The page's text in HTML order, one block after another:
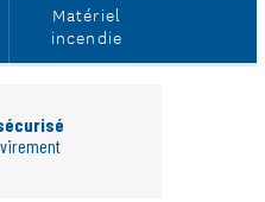
Matériel
incendie